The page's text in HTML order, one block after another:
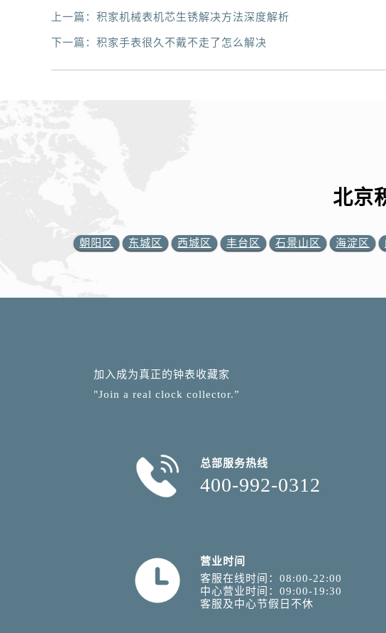
上一篇： 积家机械表机芯生锈解决方法深度解析
下一篇： 积家手表很久不戴不走了怎么解决
北京
朝阳区 东城区 西城区 丰台区 石景山区 海淀区
加入成为真正的钟表收藏家
"Join a real clock collector.”
总部服务热线
400-992-0312
营业时间
客服在线时间：08:00-22:00
中心营业时间：09:00-19:30
客服及中心节假日不休